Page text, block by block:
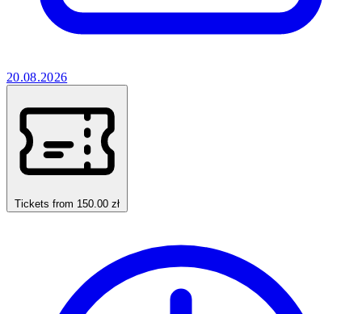
20.08.2026
Tickets from 150.00 zł